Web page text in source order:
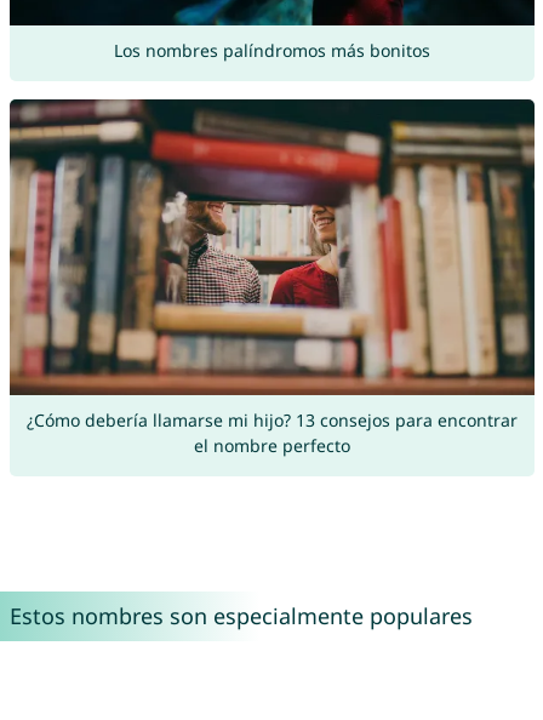
Los nombres palíndromos más bonitos
¿Cómo debería llamarse mi hijo? 13 consejos para encontrar
el nombre perfecto
Estos nombres son especialmente populares